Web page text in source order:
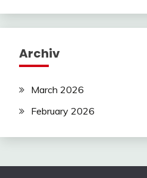
Archiv
March 2026
February 2026